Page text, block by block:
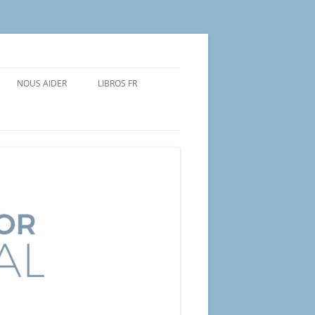
NOUS AIDER LIBROS FR